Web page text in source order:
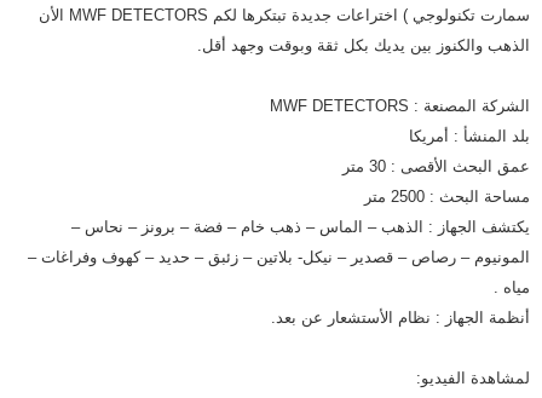
سمارت تكنولوجي ) اختراعات جديدة تبتكرها لكم MWF DETECTORS الأن
الذهب والكنوز بين يديك بكل ثقة وبوقت وجهد أقل.
الشركة المصنعة : MWF DETECTORS
بلد المنشأ : أمريكا
عمق البحث الأقصى : 30 متر
مساحة البحث : 2500 متر
يكتشف الجهاز : الذهب – الماس – ذهب خام – فضة – برونز – نحاس –
المونيوم – رصاص – قصدير – نيكل- بلاتين – زئبق – حديد – كهوف وفراغات –
مياه .
أنظمة الجهاز : نظام الأستشعار عن بعد.
لمشاهدة الفيديو: